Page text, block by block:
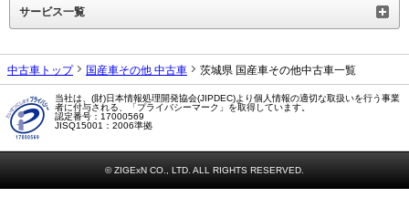
サービス一覧
中古車トップ 国産車その他 中古車 茨城県 国産車その他中古車一覧
当社は、(財)日本情報処理開発協会(JIPDEC)より個人情報の適切な取扱いを行う事業
者に付与される、「プライバシーマーク」を取得しています。
認定番号：17000569
JISQ15001：2006準拠
© ZIGExN CO., LTD. ALL RIGHTS RESERVED.